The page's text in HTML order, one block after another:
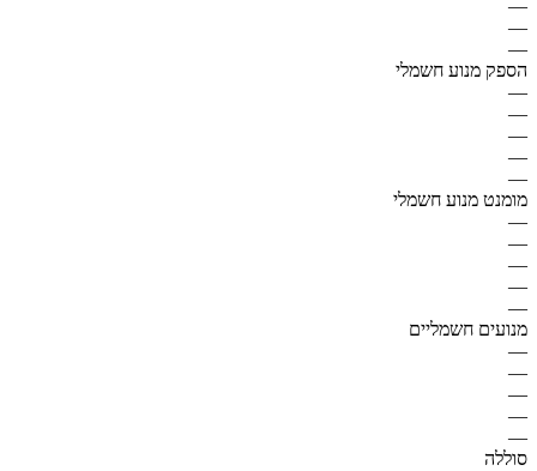
—
—
—
הספק מנוע חשמלי
—
—
—
—
—
מומנט מנוע חשמלי
—
—
—
—
—
מנועים חשמליים
—
—
—
—
—
סוללה